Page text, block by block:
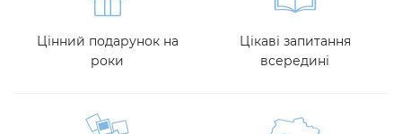
Цінний подарунок на
роки
Цікаві запитання
всередині